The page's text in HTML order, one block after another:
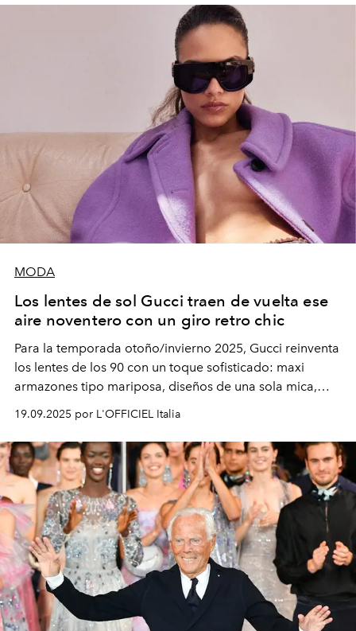
MODA
Los lentes de sol Gucci traen de vuelta ese
aire noventero con un giro retro chic
Para la temporada otoño/invierno 2025, Gucci reinventa
los lentes de los 90 con un toque sofisticado: maxi
armazones tipo mariposa, diseños de una sola mica,
modelos metálicos ovalados con vibra vintage y
elegantes monturas de acetato graduadas. ¿El detalle
que nunca pierde vigencia? La icónica doble G.
19.09.2025 por L'OFFICIEL Italia